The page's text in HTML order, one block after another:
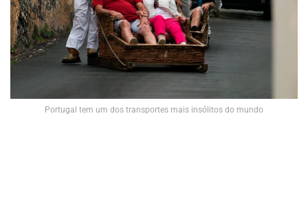
Portugal tem um dos transportes mais insólitos do mundo